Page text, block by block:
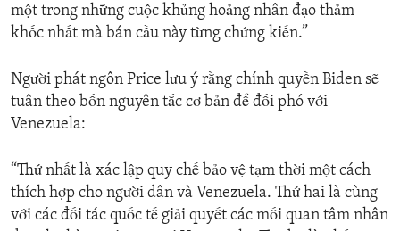
một trong những cuộc khủng hoảng nhân đạo thảm
khốc nhất mà bán cầu này từng chứng kiến.”
Người phát ngôn Price lưu ý rằng chính quyền Biden sẽ
tuân theo bốn nguyên tắc cơ bản để đối phó với
Venezuela:
“Thứ nhất là xác lập quy chế bảo vệ tạm thời một cách
thích hợp cho người dân và Venezuela. Thứ hai là cùng
với các đối tác quốc tế giải quyết các mối quan tâm nhân